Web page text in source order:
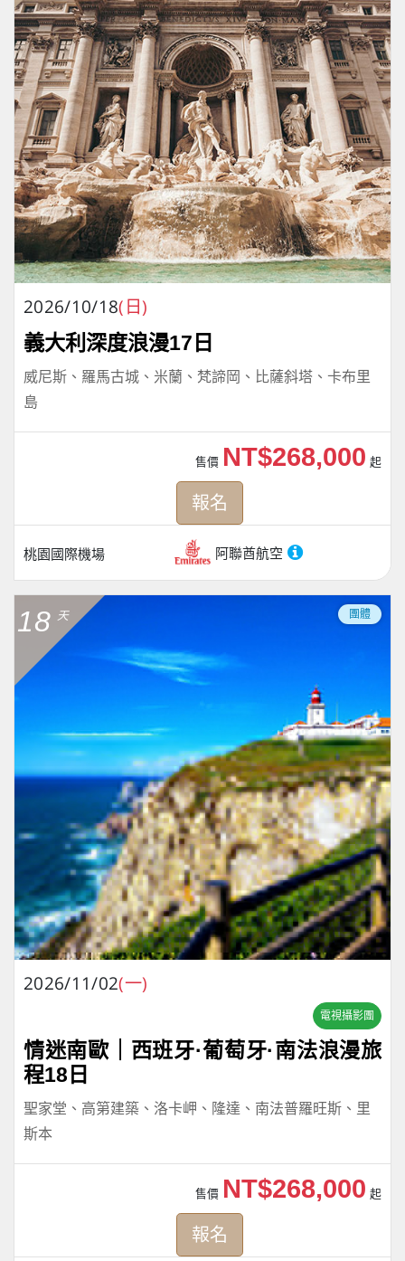
2026/10/18(日)
義大利深度浪漫17日
威尼斯、羅馬古城、米蘭、梵諦岡、比薩斜塔、卡布里
島
桃園國際機場 阿聯酋航空
售價 NT$268,000 起
報名
18 天 團體
2026/11/02(一)
電視攝影團
情迷南歐｜西班牙·葡萄牙·南法浪漫旅
程18日
聖家堂、高第建築、洛卡岬、隆達、南法普羅旺斯、里
斯本
售價 NT$268,000 起
報名